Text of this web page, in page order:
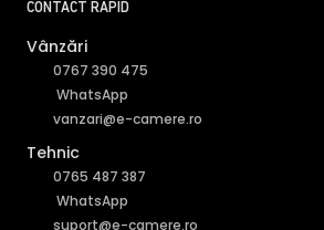
CONTACT RAPID
Vânzări
0767 390 475
WhatsApp
vanzari@e-camere.ro
Tehnic
0765 487 387
WhatsApp
suport@e-camere.ro